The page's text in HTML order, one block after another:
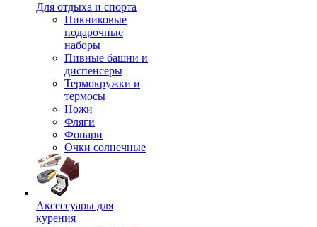
Для отдыха и спорта
Пикниковые
подарочные
наборы
Пивные башни и
диспенсеры
Термокружки и
термосы
Ножи
Фляги
Фонари
Очки солнечные
Аксессуары для
курения